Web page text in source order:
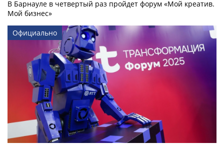
В Барнауле в четвертый раз пройдет форум «Мой креатив.
Мой бизнес»
Официально